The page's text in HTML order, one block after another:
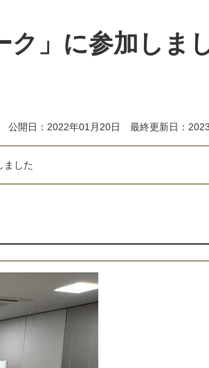
ク」に参加しま
公開日：2022年01月20日 最終更新日：
ま した